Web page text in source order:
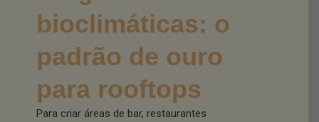
bioclimáticas: o
padrão de ouro
para rooftops
Para criar áreas de bar, restaurantes